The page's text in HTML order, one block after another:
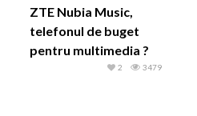
ZTE Nubia Music,
telefonul de buget
pentru multimedia ?
3479
2